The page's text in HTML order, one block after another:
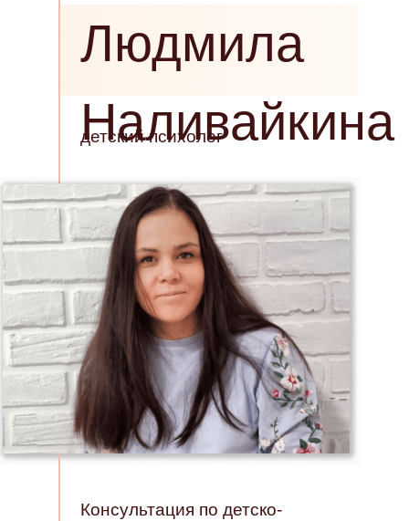
Людмила
Наливайкина
детский психолог
Консультация по детско-